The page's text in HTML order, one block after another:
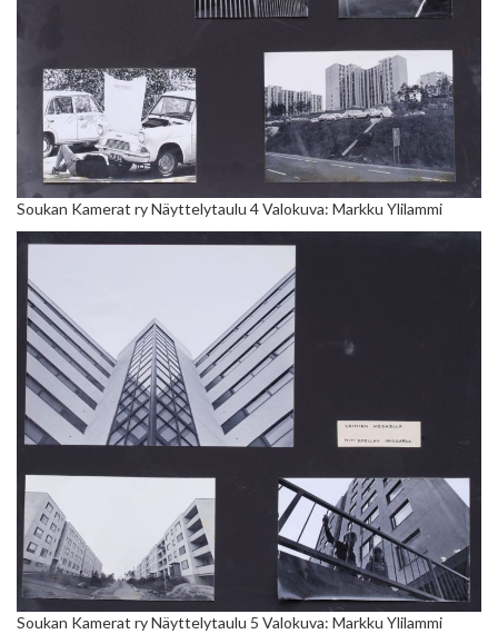
Soukan Kamerat ry Näyttelytaulu 4 Valokuva: Markku Ylilammi
Soukan Kamerat ry Näyttelytaulu 5 Valokuva: Markku Ylilammi